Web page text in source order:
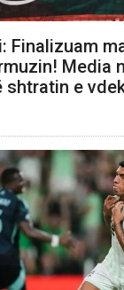
Finalizuam
Media
shtratin e